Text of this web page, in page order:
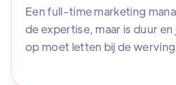
Een full-time marketing
de expertise, maar is duur
op moet letten bij de